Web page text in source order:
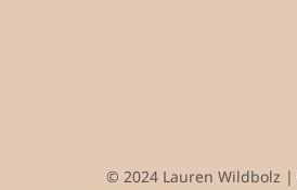
© 2024 Lauren Wildbolz |